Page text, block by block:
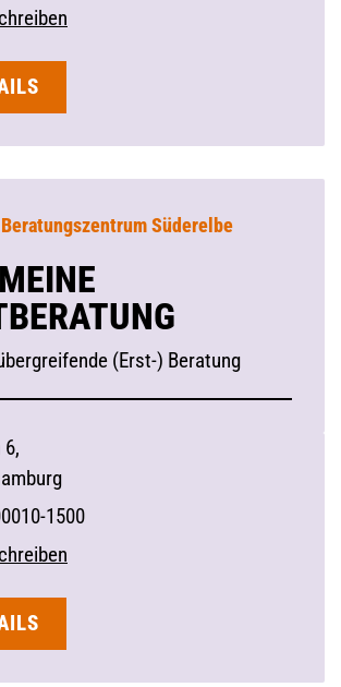
Süderelbe
(Erst-) Beratung
1500